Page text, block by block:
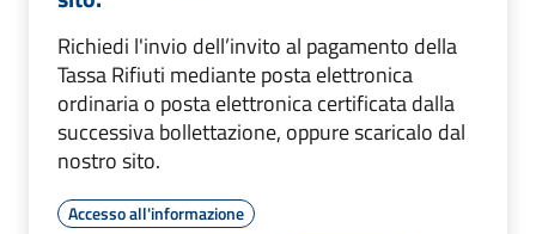
Richiedi l'invio dell’invito al pagamento della
Tassa Rifiuti mediante posta elettronica
ordinaria o posta elettronica certificata dalla
successiva bollettazione, oppure scaricalo dal
nostro sito.
Accesso all'informazione